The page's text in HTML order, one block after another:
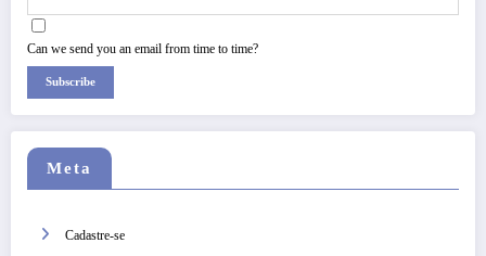
Can we send you an email from time to time?
Subscribe
Meta
Cadastre-se